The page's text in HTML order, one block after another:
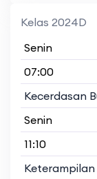
Kelas 2024D
Senin
07:00
Kecerdasan
Senin
11:10